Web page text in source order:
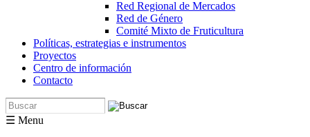
Red Regional de Mercados
Red de Género
Comité Mixto de Fruticultura
Políticas, estrategias e instrumentos
Proyectos
Centro de información
Contacto
Formulario de búsqueda
Buscar
☰ Menu